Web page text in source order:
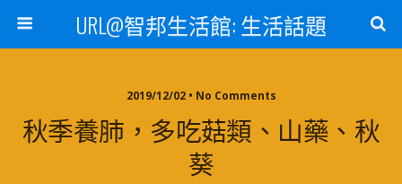
URL@智邦生活館: 生活話題
2019/12/02 • No Comments
秋季養肺，多吃菇類、山藥、秋
葵